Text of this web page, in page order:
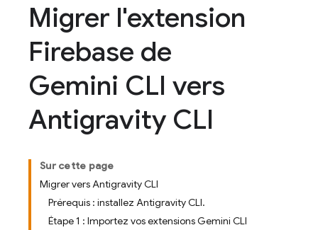
Migrer l'extension
Firebase de
Gemini CLI vers
Antigravity CLI
Sur cette page
Migrer vers Antigravity CLI
Prérequis : installez Antigravity CLI.
Étape 1 : Importez vos extensions Gemini CLI